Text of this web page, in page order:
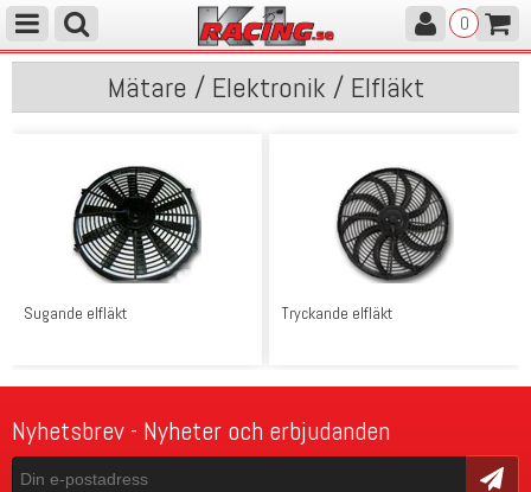
0
Mätare / Elektronik / Elfläkt
Sugande elfläkt Tryckande elfläkt
Nyhetsbrev - Nyheter och erbjudanden
Skicka